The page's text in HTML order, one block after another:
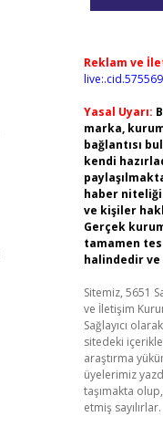
Reklam ve
Yasal Uyarı:
marka,
bağlantısı
kendi
haber
ve kişiler
Gerçek
tamamen
halindedir
Sitemiz, 5651
ve İletişim
Sağlayıcı
sitedeki
araştırma
üyelerimiz
taşımakta
etmiş sayılırlar.